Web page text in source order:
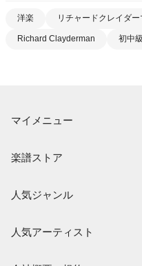
洋楽 リチャードクレイダー
Richard Clayderman 初中級
マイメニュー
退会はこちら
楽譜ストア
難易度別に探す
人気ジャンル
人気アーティスト